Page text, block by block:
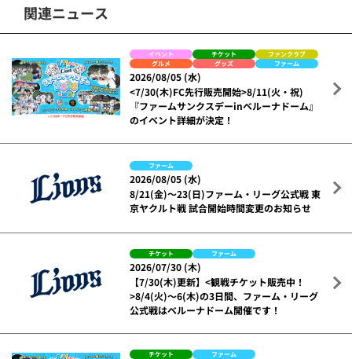
関連ニュース
イベント チケット
ファンクラブ
グルメ
グッズ ファーム
2026/08/05 (水)
<7/30(木)FC先行販売開始>8/11(火・祝)
『ファームサンクスデーinベルーナドーム』
のイベント詳細が決定！
ファーム
2026/08/05 (水)
8/21(金)～23(日)ファーム・リーグ公式戦 東
京ヤクルト戦 試合開始時間変更のお知らせ
チケット ファーム
2026/07/30 (木)
【7/30(木)更新】<観戦チケット販売中！
>8/4(火)～6(木)の3日間、ファーム・リーグ
公式戦はベルーナドーム開催です！
チケット ファーム